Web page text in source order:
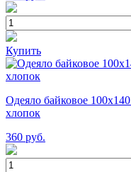
Купить
Одеяло байковое
хлопок
360 руб.